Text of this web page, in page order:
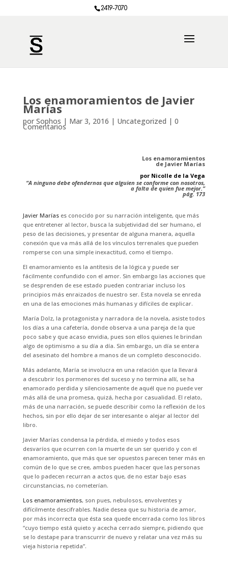
2419-7070
Los enamoramientos de Javier
Marías
por Sophos | Mar 3, 2016 | Uncategorized | 0
Comentarios
​Los enamoramientos
de Javier Marías
por Nicolle de la Vega
“A ninguno debe ofendernos que alguien se conforme con nosotros,
a falta de quien fue mejor.”
pág. 173
Javier Maríases conocido por su narración inteligente, que más
que entretener al lector, busca la subjetividad del ser humano, el
peso de las decisiones, y presentar de alguna manera, aquella
conexión que va más allá de los vínculos terrenales que pueden
romperse con una simple inexactitud, como el tiempo.
El enamoramiento es la antítesis de la lógica y puede ser
fácilmente confundido con el amor. Sin embargo las acciones que
se desprenden de ese estado pueden contrariar incluso los
principios más enraizados de nuestro ser. Esta novela se enreda
en una de las emociones más humanas y difíciles de explicar.
María Dolz, la protagonista y narradora de la novela, asiste todos
los días a una cafetería, donde observa a una pareja de la que
poco sabe y que acaso envidia, pues son ellos quienes le brindan
algo de optimismo a su día a día. Sin embargo, un día se entera
del asesinato del hombre a manos de un completo desconocido.
Más adelante, María se involucra en una relación que la llevará
a descubrir los pormenores del suceso y no termina allí, se ha
enamorado perdida y silenciosamente de aquél que no puede ver
más allá de una promesa, quizá, hecha por casualidad. El relato,
más de una narración, se puede describir como la reflexión de los
hechos, sin por ello dejar de ser interesante o alejar al lector del
libro.
Javier Marías condensa la pérdida, el miedo y todos esos
desvaríos que ocurren con la muerte de un ser querido y con el
enamoramiento, que más que ser opuestos parecen tener más en
común de lo que se cree, ambos pueden hacer que las personas
que lo padecen recurran a actos que, de no estar bajo esas
circunstancias, no cometerían.
Los enamoramientos, son pues, nebulosos, envolventes y
difícilmente descifrables. Nadie desea que su historia de amor,
por más incorrecta que ésta sea quede encerrada como los libros
“cuyo tiempo está quieto y acecha cerrado siempre, pidiendo que
se lo destape para transcurrir de nuevo y relatar una vez más su
vieja historia repetida”.